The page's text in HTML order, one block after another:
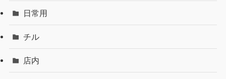
日常用
チル
店内